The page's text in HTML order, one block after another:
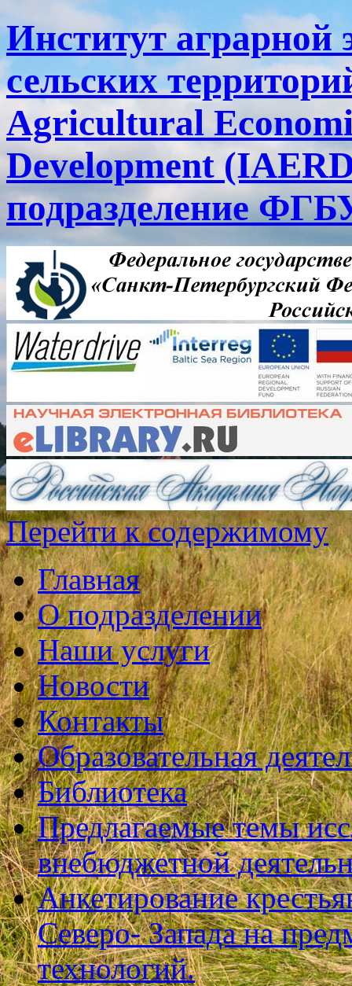
Институт аграрной
сельских
Agricultural
Development
подразделение
Перейти к содержимому
Главная
О подразделении
Наши услуги
Новости
Контакты
Образовательная
Библиотека
Предлагаемые темы
внебюджетной
Анкетирование
Северо- Запада на
технологий.